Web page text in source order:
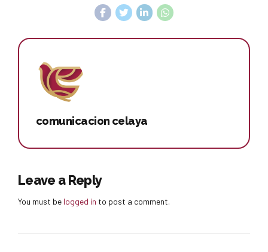
comunicacion celaya
Leave a Reply
You must be logged in to post a comment.